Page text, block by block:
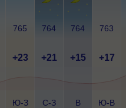
765 764 764 763
+23 +21 +15 +17
Ю-З
С-З
В
Ю-В